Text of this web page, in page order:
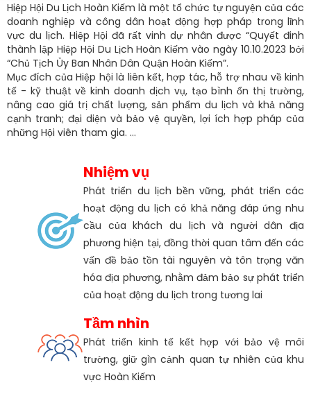
Hiệp Hội Du Lịch Hoàn Kiếm là một tổ chức tự nguyện của các
doanh nghiệp và công dân hoạt động hợp pháp trong lĩnh
vực du lịch. Hiệp Hội đã rất vinh dự nhân được “Quyết đinh
thành lập Hiệp Hội Du Lịch Hoàn Kiếm vào ngày 10.10.2023 bởi
“Chủ Tịch Ủy Ban Nhân Dân Quận Hoàn Kiếm”.
Mục đích của Hiệp hội là liên kết, hợp tác, hỗ trợ nhau về kinh
tế - kỹ thuật về kinh doanh dịch vụ, tạo bình ổn thị trường,
nâng cao giá trị chất lượng, sản phẩm du lịch và khả năng
cạnh tranh; đại diện và bảo vệ quyền, lợi ích hợp pháp của
những Hội viên tham gia. ...
Nhiệm vụ
Phát triển du lịch bền vững, phát triển các
hoạt động du lịch có khả năng đáp ứng nhu
cầu của khách du lịch và người dân địa
phương hiện tại, đồng thời quan tâm đến các
vấn đề bảo tồn tài nguyên và tôn trọng văn
hóa địa phương, nhằm đảm bảo sự phát triển
của hoạt động du lịch trong tương lai
Tầm nhìn
Phát triển kinh tế kết hợp với bảo vệ môi
trường, giữ gìn cảnh quan tự nhiên của khu
vực Hoàn Kiếm